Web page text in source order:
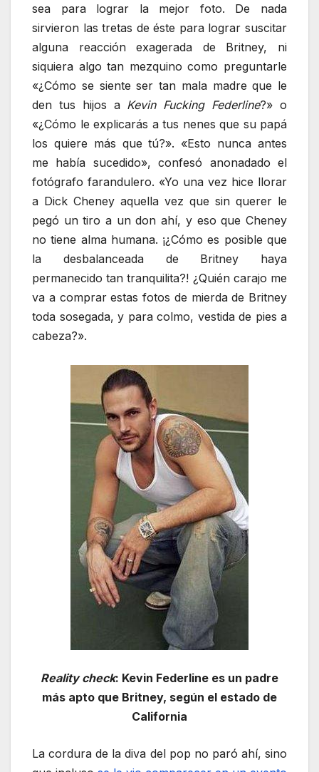
sea para lograr la mejor foto. De nada
sirvieron las tretas de éste para lograr suscitar
alguna reacción exagerada de Britney, ni
siquiera algo tan mezquino como preguntarle
«¿Cómo se siente ser tan mala madre que le
den tus hijos a Kevin Fucking Federline?» o
«¿Cómo le explicarás a tus nenes que su papá
los quiere más que tú?». «Esto nunca antes
me había sucedido», confesó anonadado el
fotógrafo farandulero. «Yo una vez hice llorar
a Dick Cheney aquella vez que sin querer le
pegó un tiro a un don ahí, y eso que Cheney
no tiene alma humana. ¡¿Cómo es posible que
la desbalanceada de Britney haya
permanecido tan tranquilita?! ¿Quién carajo me
va a comprar estas fotos de mierda de Britney
toda sosegada, y para colmo, vestida de pies a
cabeza?».
Reality check: Kevin Federline es un padre
más apto que Britney, según el estado de
California
La cordura de la diva del pop no paró ahí, sino